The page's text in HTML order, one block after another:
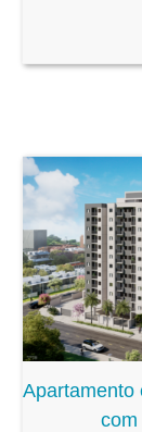
Apartamento
com